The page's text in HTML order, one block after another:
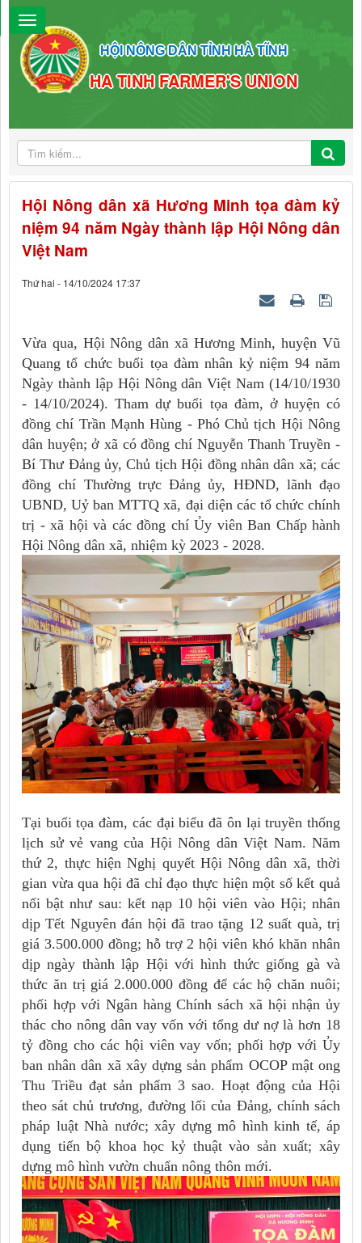
HỘI NÔNG DÂN TỈNH HÀ TĨNH
HA TINH FARMER'S UNION
Hội Nông dân xã Hương Minh tọa đàm kỷ
niệm 94 năm Ngày thành lập Hội Nông dân
Việt Nam
Thứ hai - 14/10/2024 17:37
Vừa qua, Hội Nông dân xã Hương Minh, huyện Vũ
Quang tổ chức buổi tọa đàm nhân kỷ niệm 94 năm
Ngày thành lập Hội Nông dân Việt Nam (14/10/1930
- 14/10/2024). Tham dự buổi tọa đàm, ở huyện có
đồng chí Trần Mạnh Hùng - Phó Chủ tịch Hội Nông
dân huyện; ở xã có đồng chí Nguyễn Thanh Truyền -
Bí Thư Đảng ủy, Chủ tịch Hội đồng nhân dân xã; các
đồng chí Thường trực Đảng ủy, HĐND, lãnh đạo
UBND, Uỷ ban MTTQ xã, đại diện các tổ chức chính
trị - xã hội và các đồng chí Ủy viên Ban Chấp hành
Hội Nông dân xã, nhiệm kỳ 2023 - 2028.
Tại buổi tọa đàm, các đại biểu đã ôn lại truyền thống
lịch sử vẻ vang của Hội Nông dân Việt Nam. Năm
thứ 2, thực hiện Nghị quyết Hội Nông dân xã, thời
gian vừa qua hội đã chỉ đạo thực hiện một số kết quả
nổi bật như sau: kết nạp 10 hội viên vào Hội; nhân
dịp Tết Nguyên đán hội đã trao tặng 12 suất quà, trị
giá 3.500.000 đồng; hỗ trợ 2 hội viên khó khăn nhân
dịp ngày thành lập Hội với hình thức giống gà và
thức ăn trị giá 2.000.000 đồng để các hộ chăn nuôi;
phối hợp với Ngân hàng Chính sách xã hội nhận ủy
thác cho nông dân vay vốn với tổng dư nợ là hơn 18
tỷ đồng cho các hội viên vay vốn; phối hợp với Ủy
ban nhân dân xã xây dựng sản phẩm OCOP mật ong
Thu Triều đạt sản phẩm 3 sao. Hoạt động của Hội
theo sát chủ trương, đường lối của Đảng, chính sách
pháp luật Nhà nước; xây dựng mô hình kinh tế, áp
dụng tiến bộ khoa học kỷ thuật vào sản xuất; xây
dựng mô hình vườn chuẩn nông thôn mới.